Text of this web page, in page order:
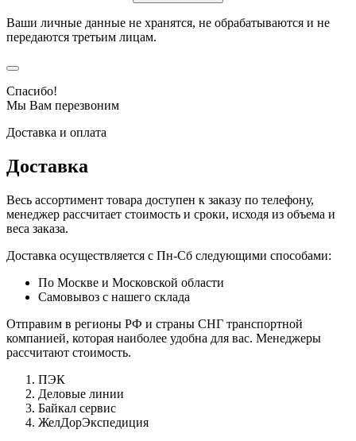
Ваши личные данные не хранятся, не обрабатываются и не
передаются третьим лицам.
Спасибо!
Мы Вам перезвоним
Доставка и оплата
Доставка
Весь ассортимент товара доступен к заказу по телефону,
менеджер рассчитает стоимость и сроки, исходя из объема и
веса заказа.
Доставка осуществляется с Пн-Сб следующими способами:
По Москве и Московской области
Самовывоз с нашего склада
Отправим в регионы РФ и страны СНГ транспортной
компанией, которая наиболее удобна для вас. Менеджеры
рассчитают стоимость.
ПЭК
Деловые линии
Байкал сервис
ЖелДорЭкспедиция